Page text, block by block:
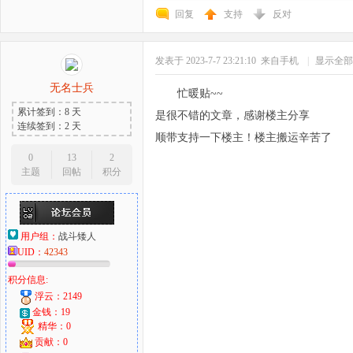
回复 支持 反对
无名士兵
累计签到：8 天
连续签到：2 天
0
主题
13
回帖
2
积分
用户组： 战斗矮人
UID： 42343
积分信息:
浮云：2149
金钱：19
精华：0
贡献：0
发表于 2023-7-7 23:21:10 来自手机 显示全
忙暖贴~~
是很不错的文章，感谢楼主分享
顺带支持一下楼主！楼主搬运辛苦了